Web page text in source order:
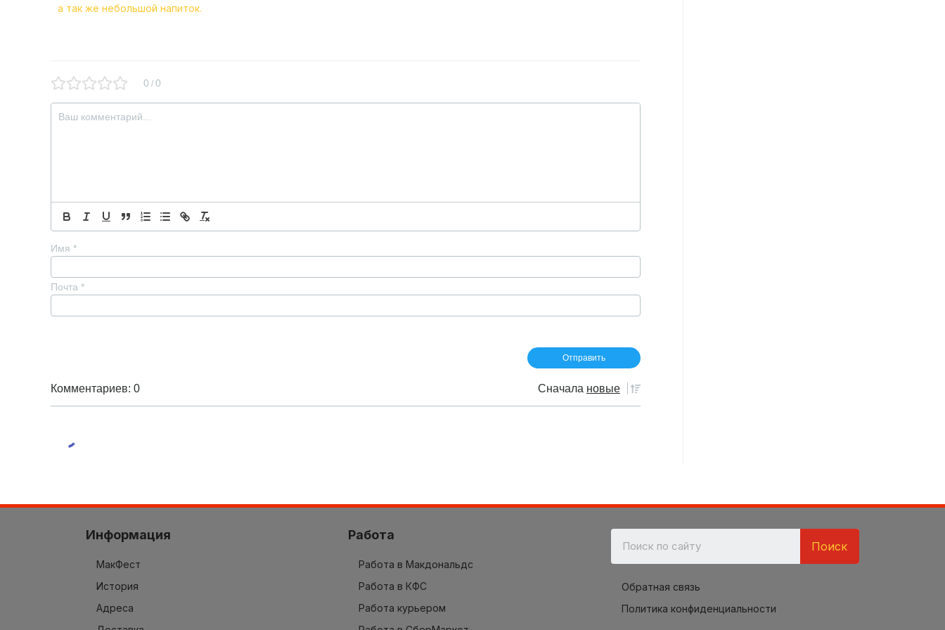
а так же небольшой напиток.
0 / 0
Имя *
Почта *
Комментариев: 0 Сначала новые
Информация
МакФест
История
Адреса
Работа
Работа в Макдональдс
Работа в КФС
Работа курьером
Поиск
Обратная связь
Политика конфиденциальности